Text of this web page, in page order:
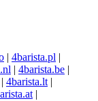
| 4barista.pl |
| 4barista.be |
| 4barista.lt |
|